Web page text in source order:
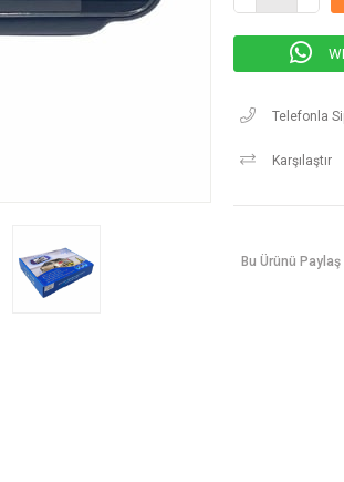
Telefonla
Karşılaştır
Bu Ürünü Paylaş